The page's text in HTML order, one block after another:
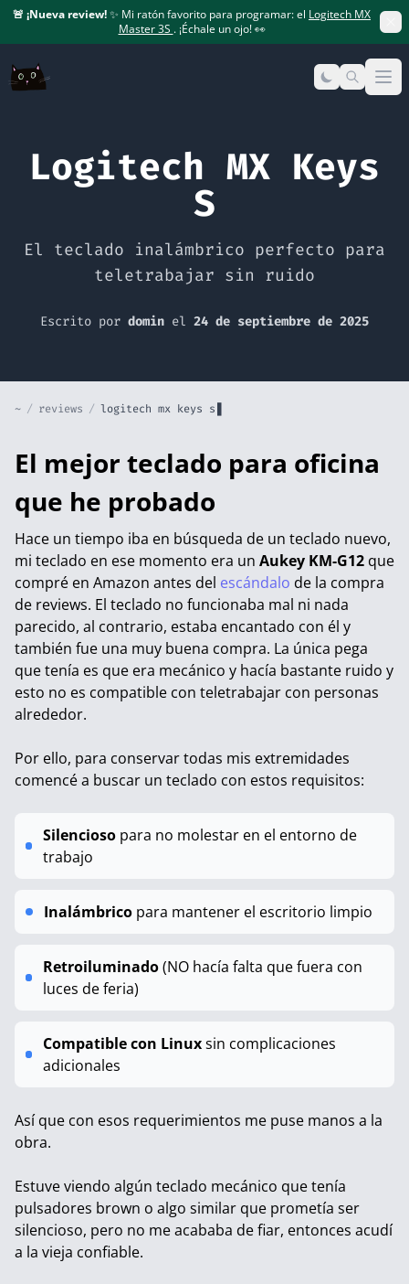
🚨 ¡Nueva review!✨ Mi ratón favorito para programar: el Logitech MX
Master 3S . ¡Échale un ojo! 👀
Logitech MX Keys
S
El teclado inalámbrico perfecto para
teletrabajar sin ruido
Escrito por domin el 24 de septiembre de 2025
~ / reviews / logitech mx keys s
El mejor teclado para oficina
que he probado
Hace un tiempo iba en búsqueda de un teclado nuevo,
mi teclado en ese momento era un Aukey KM-G12 que
compré en Amazon antes del escándalo de la compra
de reviews. El teclado no funcionaba mal ni nada
parecido, al contrario, estaba encantado con él y
también fue una muy buena compra. La única pega
que tenía es que era mecánico y hacía bastante ruido y
esto no es compatible con teletrabajar con personas
alrededor.
Por ello, para conservar todas mis extremidades
comencé a buscar un teclado con estos requisitos:
Silencioso para no molestar en el entorno de
trabajo
Inalámbrico para mantener el escritorio limpio
Retroiluminado(NO hacía falta que fuera con
luces de feria)
Compatible con Linuxsin complicaciones
adicionales
Así que con esos requerimientos me puse manos a la
obra.
Estuve viendo algún teclado mecánico que tenía
pulsadores brown o algo similar que prometía ser
silencioso, pero no me acababa de fiar, entonces acudí
a la vieja confiable.